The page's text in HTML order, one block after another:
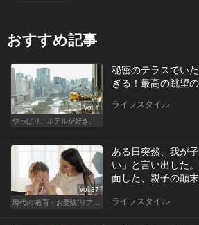
おすすめ記事
Vol.1
やっぱり、ホテルが好き。
秘密のテラスでい
ぎる！最高の眺望
ライフスタイル
Vol.37
現代の“教育・お受験”リアルドキュメント
ある日突然、我が
い」と言い出した
面した、親子の顛末
ライフスタイル